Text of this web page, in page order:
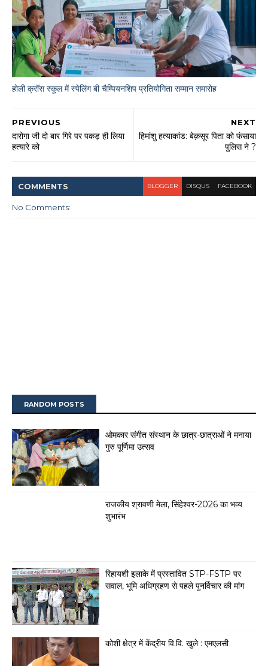
होली क्रॉस स्कूल में स्पेलिंग बी चैम्पियनशिप प्रतियोगिता सम्मान समारोह
NEXT
हिमांशु हत्याकांड: बेक़सूर पिता को फंसाया
पुलिस ने ?
PREVIOUS
दारोगा जी दो बार गिरे पर पकड़ ही लिया
हत्यारे को
COMMENTS BLOGGER DISQUS FACEBOOK
No Comments:
RANDOM POSTS
ओमकार संगीत संस्थान के छात्र-छात्राओं ने मनाया
गुरु पूर्णिमा उत्सव
राजकीय श्रावणी मेला, सिंहेश्वर-2026 का भव्य
शुभारंभ
रिहायशी इलाके में प्रस्तावित STP-FSTP पर
सवाल, भूमि अधिग्रहण से पहले पुनर्विचार की मांग
कोशी क्षेत्र में केंद्रीय वि.वि. खुले : एमएलसी